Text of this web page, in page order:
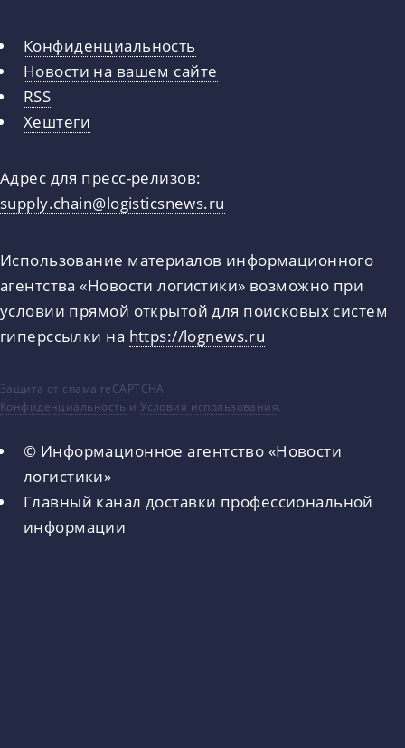
Конфиденциальность
Новости на вашем сайте
RSS
Хештеги
Адрес для пресс-релизов:
supply.chain@logisticsnews.ru
Использование материалов информационного
агентства «Новости логистики» возможно при
условии прямой открытой для поисковых систем
гиперссылки на https://lognews.ru
Защита от спама reCAPTCHA
Конфиденциальность иУсловия использования.
© Информационное агентство «Новости
логистики»
Главный канал доставки профессиональной
информации